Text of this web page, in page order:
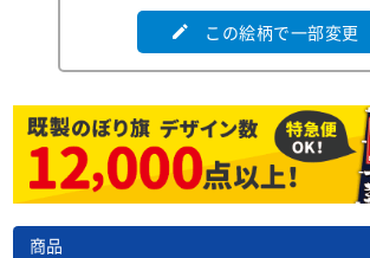
edit この絵柄で一部変更
商品